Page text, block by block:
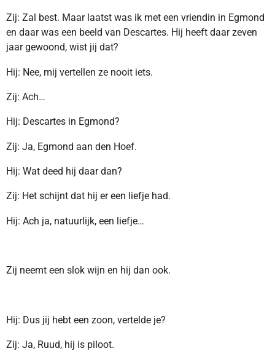
Zij: Zal best. Maar laatst was ik met een vriendin in Egmond
en daar was een beeld van Descartes. Hij heeft daar zeven
jaar gewoond, wist jij dat?
Hij: Nee, mij vertellen ze nooit iets.
Zij: Ach…
Hij: Descartes in Egmond?
Zij: Ja, Egmond aan den Hoef.
Hij: Wat deed hij daar dan?
Zij: Het schijnt dat hij er een liefje had.
Hij: Ach ja, natuurlijk, een liefje…
Zij neemt een slok wijn en hij dan ook.
Hij: Dus jij hebt een zoon, vertelde je?
Zij: Ja, Ruud, hij is piloot.